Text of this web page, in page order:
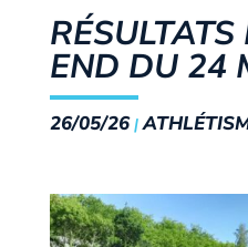
END DU 24
26/05/26|